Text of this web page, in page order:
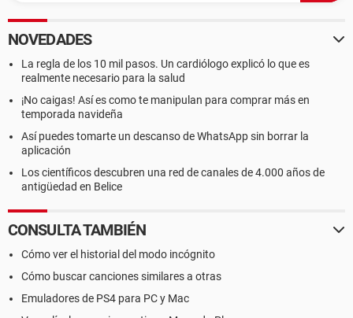
NOVEDADES
La regla de los 10 mil pasos. Un cardiólogo explicó lo que es
realmente necesario para la salud
¡No caigas! Así es como te manipulan para comprar más en
temporada navideña
Así puedes tomarte un descanso de WhatsApp sin borrar la
aplicación
Los científicos descubren una red de canales de 4.000 años de
antigüedad en Belice
CONSULTA TAMBIÉN
Cómo ver el historial del modo incógnito
Cómo buscar canciones similares a otras
Emuladores de PS4 para PC y Mac